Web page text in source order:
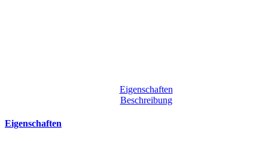
Eigenschaften
Beschreibung
Eigenschaften